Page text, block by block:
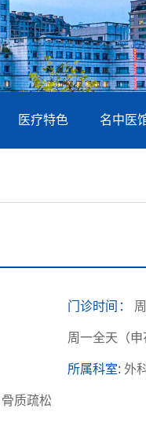
医疗特色 名中医
门诊时间：
周一全天（申
所属科室: 外
质疏松